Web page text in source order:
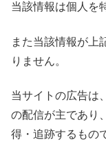
当該情報は個人を
また当該情報が上
りません。
当サイトの広告は
の配信が主であり
得・追跡するもの